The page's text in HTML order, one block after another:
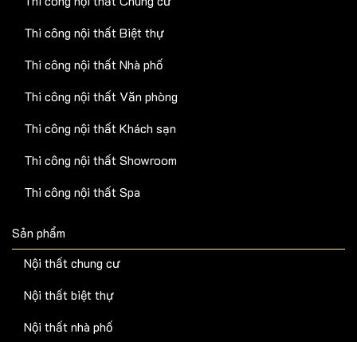
Thi công nội thất Biệt thự
Thi công nội thất Nhà phố
Thi công nội thất Văn phòng
Thi công nội thất Khách sạn
Thi công nội thất Showroom
Thi công nội thất Spa
Sản phẩm
Nội thất chung cư
Nội thất biệt thự
Nội thất nhà phố